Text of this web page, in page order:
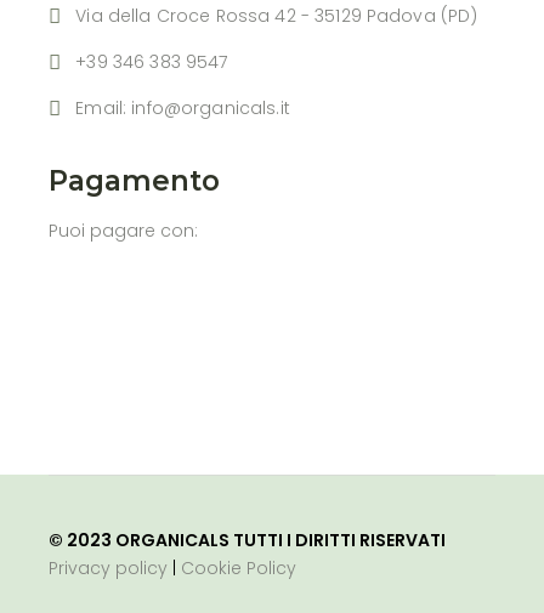
Via della Croce Rossa 42 - 35129 Padova (PD)
+39 346 383 9547
Email: info@organicals.it
Pagamento
Puoi pagare con:
© 2023 ORGANICALS TUTTI I DIRITTI RISERVATI
Privacy policy Cookie Policy